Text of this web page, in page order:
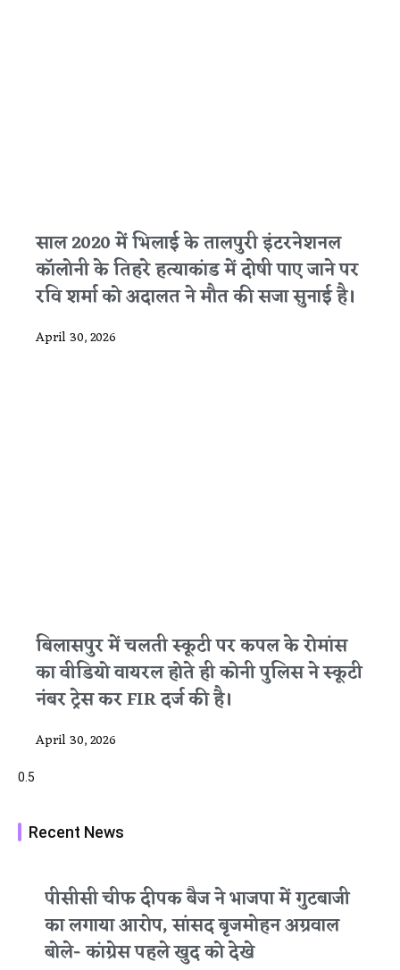
साल 2020 में भिलाई के तालपुरी इंटरनेशनल
कॉलोनी के तिहरे हत्याकांड में दोषी पाए जाने पर
रवि शर्मा को अदालत ने मौत की सजा सुनाई है।
April 30, 2026
बिलासपुर में चलती स्कूटी पर कपल के रोमांस
का वीडियो वायरल होते ही कोनी पुलिस ने स्कूटी
नंबर ट्रेस कर FIR दर्ज की है।
April 30, 2026
Recent News
पीसीसी चीफ दीपक बैज ने भाजपा में गुटबाजी
का लगाया आरोप, सांसद बृजमोहन अग्रवाल
बोले- कांग्रेस पहले खुद को देखे